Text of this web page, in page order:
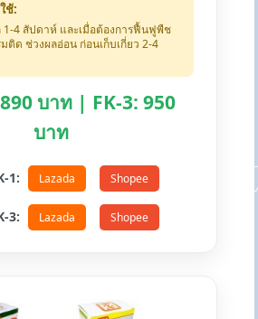
ช้:
1-4 สัปดาห์ และเมื่อต้องการฟื้นฟูพืช
มติด ช่วงผลอ่อน ก่อนเก็บเกี่ยว 2-4
บาท | FK-3: 950
บาท
1: Lazada Shopee
3: Lazada Shopee